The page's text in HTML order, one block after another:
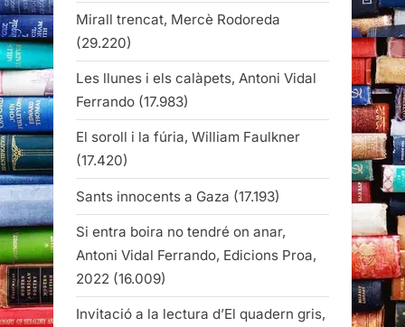
Mirall trencat, Mercè Rodoreda
(29.220)
Les llunes i els calàpets, Antoni Vidal
Ferrando (17.983)
El soroll i la fúria, William Faulkner
(17.420)
Sants innocents a Gaza (17.193)
Si entra boira no tendré on anar,
Antoni Vidal Ferrando, Edicions Proa,
2022 (16.009)
Invitació a la lectura d’El quadern gris,